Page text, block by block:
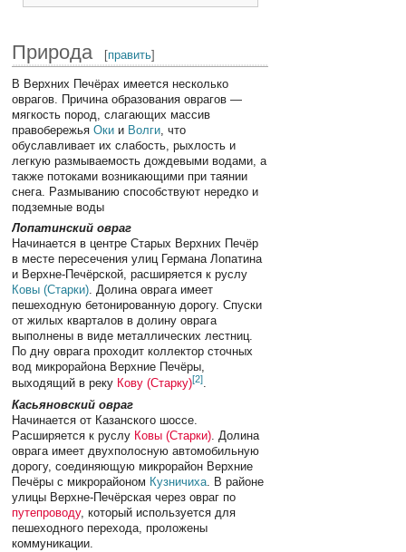
Природа [править]
В Верхних Печёрах имеется несколько
оврагов. Причина образования оврагов —
мягкость пород, слагающих массив
правобережьяОки и Волги , что
обуславливает их слабость, рыхлость и
легкую размываемость дождевыми водами, а
также потоками возникающими при таянии
снега. Размыванию способствуют нередко и
подземные воды
Лопатинский овраг
Начинается в центре Старых Верхних Печёр
в месте пересечения улиц Германа Лопатина
и Верхне-Печёрской, расширяется к руслу
Ковы (Старки). Долина оврага имеет
пешеходную бетонированную дорогу. Спуски
от жилых кварталов в долину оврага
выполнены в виде металлических лестниц.
По дну оврага проходит коллектор сточных
вод микрорайона Верхние Печёры,
выходящий в реку Кову (Старку)[2].
Касьяновский овраг
Начинается от Казанского шоссе.
Расширяется к руслу Ковы (Старки) . Долина
оврага имеет двухполосную автомобильную
дорогу, соединяющую микрорайон Верхние
Печёры с микрорайоном Кузничиха . В районе
улицы Верхне-Печёрская через овраг по
путепроводу, который используется для
пешеходного перехода, проложены
коммуникации.